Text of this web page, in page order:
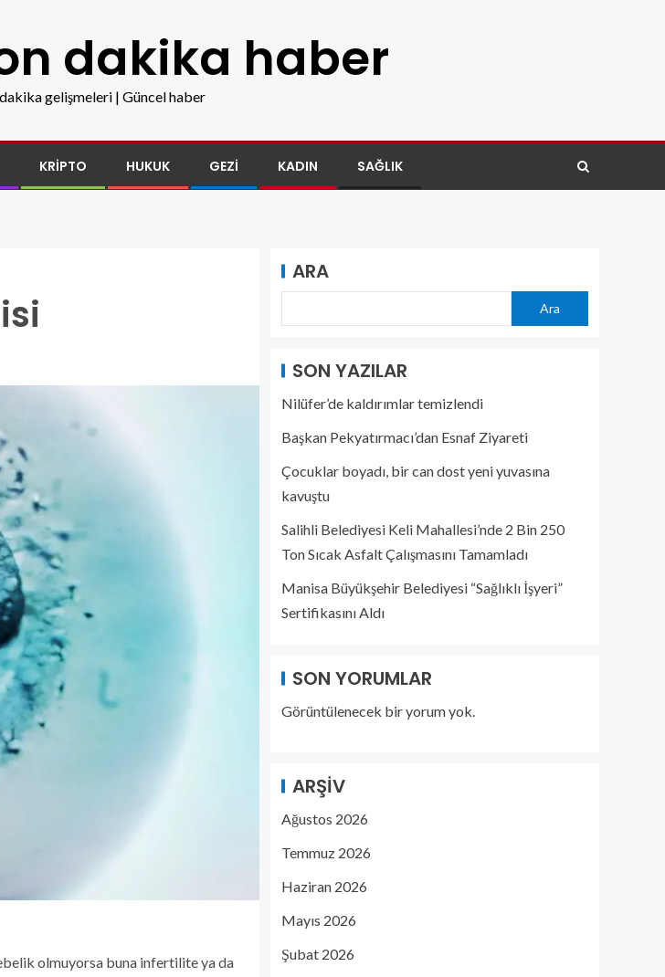
dakika haber
gelişmeleri | Güncel haber
KRIPTO HUKUK GEZI KADIN SAĞLIK
olmuyorsa buna infertilite ya da
ARA
Ara
SON YAZILAR
Nilüfer’de kaldırımlar temizlendi
Başkan Pekyatırmacı’dan Esnaf Ziyareti
Çocuklar boyadı, bir can dost yeni yuvasına
kavuştu
Salihli Belediyesi Keli Mahallesi’nde 2 Bin 250
Ton Sıcak Asfalt Çalışmasını Tamamladı
Manisa Büyükşehir Belediyesi “Sağlıklı İşyeri”
Sertifikasını Aldı
SON YORUMLAR
Görüntülenecek bir yorum yok.
ARŞIV
Ağustos 2026
Temmuz 2026
Haziran 2026
Mayıs 2026
Şubat 2026